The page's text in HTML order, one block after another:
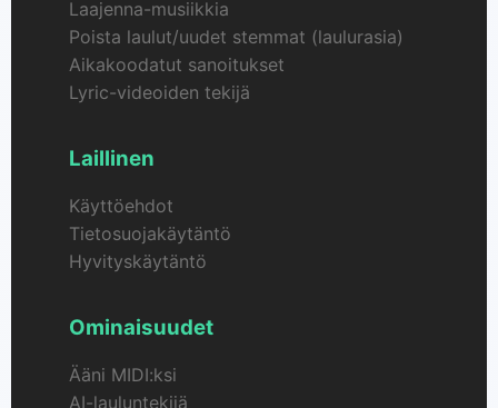
Laajenna-musiikkia
Poista laulut/uudet stemmat (laulurasia)
Aikakoodatut sanoitukset
Lyric-videoiden tekijä
Laillinen
Käyttöehdot
Tietosuojakäytäntö
Hyvityskäytäntö
Ominaisuudet
Ääni MIDI:ksi
AI-lauluntekijä